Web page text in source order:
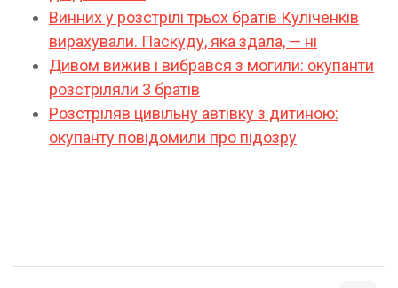
Винних у розстрілі трьох братів Куліченків
вирахували. Паскуду, яка здала, — ні
Дивом вижив і вибрався з могили: окупанти
розстріляли 3 братів
Розстріляв цивільну автівку з дитиною:
окупанту повідомили про підозру